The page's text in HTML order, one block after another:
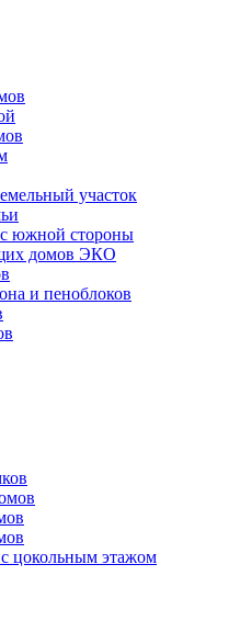
участок
южной стороны
домов ЭКО
и пеноблоков
цокольным этажом